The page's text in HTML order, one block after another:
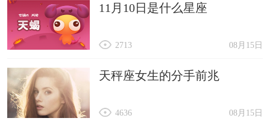
11月10日是什么星座
08月15日
2713
天秤座女生的分手前兆
08月15日
4636